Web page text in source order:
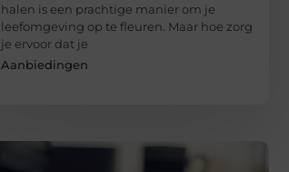
halen is een prachtige manier om je
leefomgeving op te fleuren. Maar hoe zorg
je ervoor dat je
Aanbiedingen